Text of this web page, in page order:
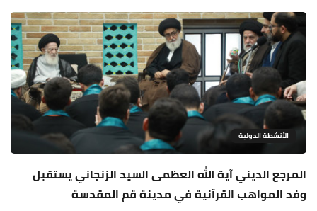
الأنشطة الدولية
المرجع الديني آية الله العظمى السيد الزنجاني يستقبل
وفد المواهب القرآنية في مدينة قم المقدسة